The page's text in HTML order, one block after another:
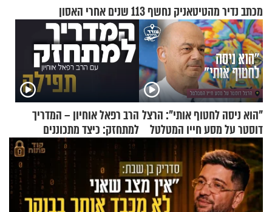
מכתב נדיר מהטיטאניק נחשף 113 שנים אחרי האסון
"הוא ניסה לחטוף אותי": הרצל
דוסטר על מסע חייו המטלטל
הרב רפאל אוחיון – המדריך
למתחזק: כיצד מתכוננים
לתפילה?